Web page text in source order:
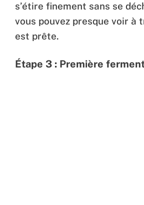
s’étire finement sans se
vous pouvez presque voir à
est prête.
Étape 3 : Première